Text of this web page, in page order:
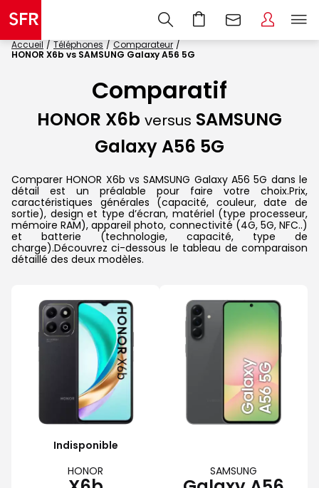
Accueil Téléphones
Comparateur
HONOR X6b vs SAMSUNG Galaxy A56 5G
Comparatif
HONOR X6b versus SAMSUNG
Galaxy A56 5G
Comparer HONOR X6b vs SAMSUNG Galaxy A56 5G dans le
détail est un préalable pour faire votre choix.Prix,
caractéristiques générales (capacité, couleur, date de
sortie), design et type d’écran, matériel (type processeur,
mémoire RAM), appareil photo, connectivité (4G, 5G, NFC..)
et batterie (technologie, capacité, type de
charge).Découvrez ci-dessous le tableau de comparaison
détaillé des deux modèles.
Indisponible
HONOR
SAMSUNG